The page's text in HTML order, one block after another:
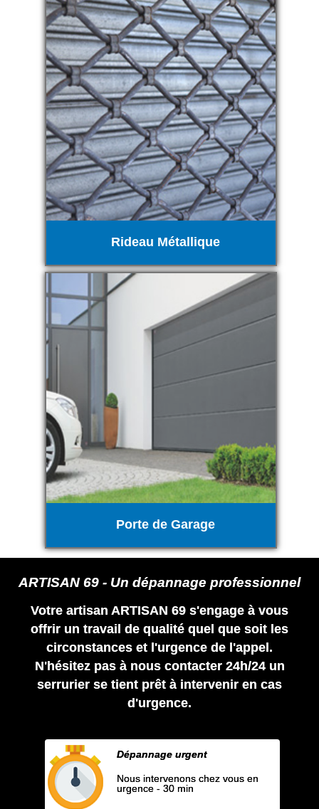
Rideau Métallique
Porte de Garage
ARTISAN 69 - Un dépannage professionnel
Votre artisan ARTISAN 69 s'engage à vous
offrir un travail de qualité quel que soit les
circonstances et l'urgence de l'appel.
N'hésitez pas à nous contacter 24h/24 un
serrurier se tient prêt à intervenir en cas
d'urgence.
Dépannage urgent
Nous intervenons chez vous en
urgence - 30 min